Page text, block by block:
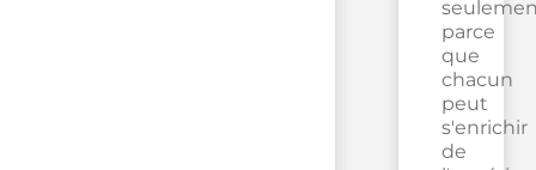
parce
que
chacun
peut
s'enrichir
de